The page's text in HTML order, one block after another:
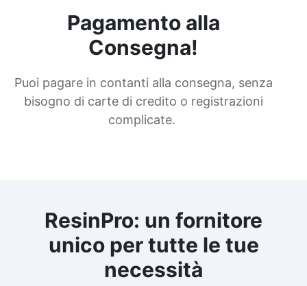
Pagamento alla
Consegna!
Puoi pagare in contanti alla consegna, senza
bisogno di carte di credito o registrazioni
complicate.
ResinPro: un fornitore
unico per tutte le tue
necessità